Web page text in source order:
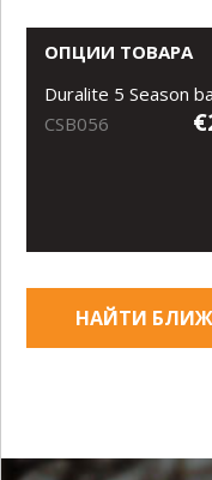
ОПЦИИ ТОВАРА
Duralite 5 Season
CSB056
НАЙТИ